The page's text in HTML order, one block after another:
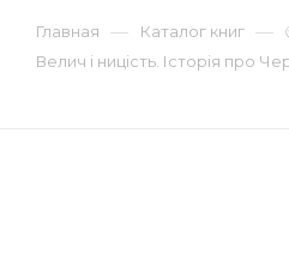
Главная — Каталог книг —
Велич і ницість. Історія про